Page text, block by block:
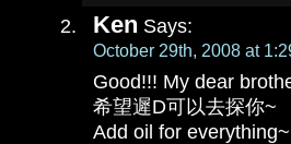
Ken Says:
October 29th, 2008 at
Good!!! My dear
希望遲D可以去探你~
Add oil for everything~